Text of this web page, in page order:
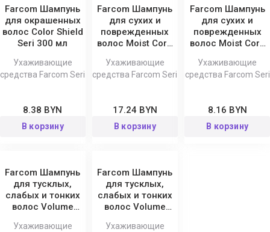
Farcom Шампунь
для окрашенных
волос Color Shield
Seri 300 мл
Ухаживающие
средства Farcom Seri
8.38 BYN
В корзину
Farcom Шампунь
для сухих и
поврежденных
волос Moist Core
Ухаживающие
средства Farcom Seri
17.24 BYN
В корзину
Farcom Шампунь
для сухих и
поврежденных
волос Moist Core
Ухаживающие
средства Farcom Seri
8.16 BYN
В корзину
Farcom Шампунь
для тусклых,
слабых и тонких
волос Volume
Ухаживающие
Farcom Шампунь
для тусклых,
слабых и тонких
волос Volume
Ухаживающие